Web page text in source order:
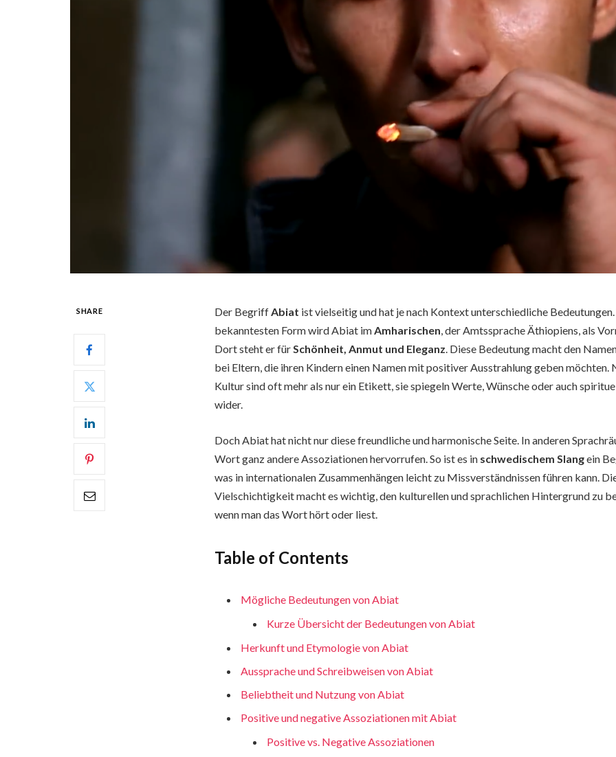
SHARE Der BegriffAbiat ist vielseitig und hat je nach Kontext unterschiedliche
bekanntesten Form wird Abiat imAmharischen, der Amtssprache Äthiopiens, als
Dort steht er fürSchönheit, Anmut und Eleganz. Diese Bedeutung macht den
bei Eltern, die ihren Kindern einen Namen mit positiver Ausstrahlung geben möchten.
Kultur sind oft mehr als nur ein Etikett, sie spiegeln Werte, Wünsche oder auch
wider.
Doch Abiat hat nicht nur diese freundliche und harmonische Seite. In anderen
Wort ganz andere Assoziationen hervorrufen. So ist es in schwedischem Slangein
was in internationalen Zusammenhängen leicht zu Missverständnissen führen kann.
Vielschichtigkeit macht es wichtig, den kulturellen und sprachlichen Hintergrund zu
wenn man das Wort hört oder liest.
Table of Contents
Mögliche Bedeutungen von Abiat
Kurze Übersicht der Bedeutungen von Abiat
Herkunft und Etymologie von Abiat
Aussprache und Schreibweisen von Abiat
Beliebtheit und Nutzung von Abiat
Positive und negative Assoziationen mit Abiat
Positive vs. Negative Assoziationen